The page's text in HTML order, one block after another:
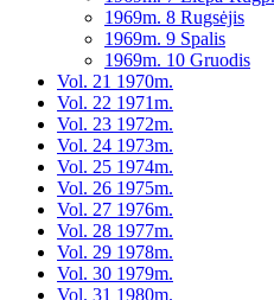
1969m. 8 Rugsėjis
1969m. 9 Spalis
1969m. 10 Gruodis
Vol. 21 1970m.
Vol. 22 1971m.
Vol. 23 1972m.
Vol. 24 1973m.
Vol. 25 1974m.
Vol. 26 1975m.
Vol. 27 1976m.
Vol. 28 1977m.
Vol. 29 1978m.
Vol. 30 1979m.
Vol. 31 1980m.